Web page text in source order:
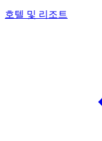
호텔 및 리조트